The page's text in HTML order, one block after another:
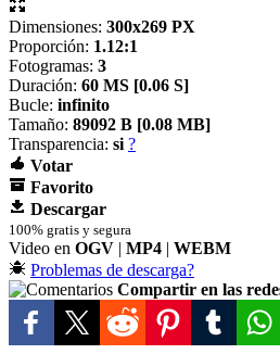
Dimensiones: 300x269 PX
Proporción: 1.12:1
Fotogramas: 3
Duración: 60 MS [0.06 S]
Bucle: infinito
Tamaño: 89092 B [0.08 MB]
Transparencia: si ?
Votar
Favorito
Descargar
100% gratis y segura
Video en OGV | MP4 | WEBM
Problemas de descarga?
Compartir en las